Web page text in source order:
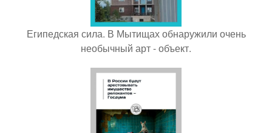
Египедская сила. В Мытищах обнаружили очень
необычный арт - объект.